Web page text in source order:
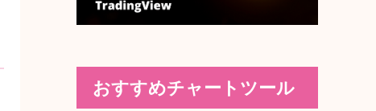
おすすめチャートツール